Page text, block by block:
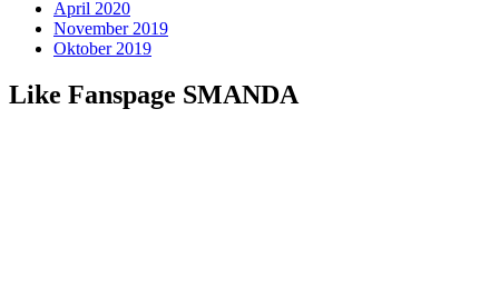
April 2020
November 2019
Oktober 2019
Like Fanspage SMANDA